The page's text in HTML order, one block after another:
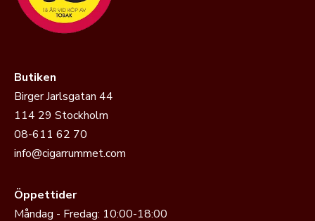
Butiken
Birger Jarlsgatan 44
114 29 Stockholm
08-611 62 70
info@cigarrummet.com
Öppettider
Måndag - Fredag: 10:00-18:00